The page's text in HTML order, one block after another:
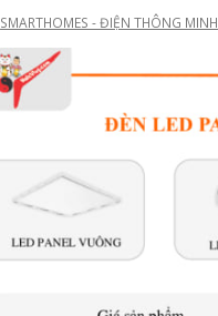
SMARTHOMES - ĐIỆN THÔNG MINH